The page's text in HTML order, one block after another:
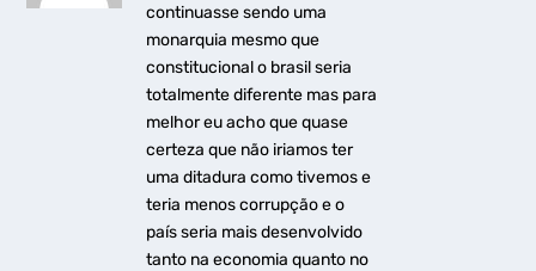
continuasse sendo uma
monarquia mesmo que
constitucional o brasil seria
totalmente diferente mas para
melhor eu acho que quase
certeza que não iriamos ter
uma ditadura como tivemos e
teria menos corrupção e o
país seria mais desenvolvido
tanto na economia quanto no